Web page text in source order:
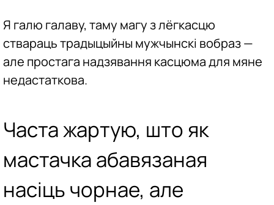
Я галю галаву, таму магу з лёгкасцю
ствараць традыцыйны мужчынскі вобраз —
але простага надзявання касцюма для мяне
недастаткова.
Часта жартую, што як
мастачка абавязаная
насіць чорнае, але